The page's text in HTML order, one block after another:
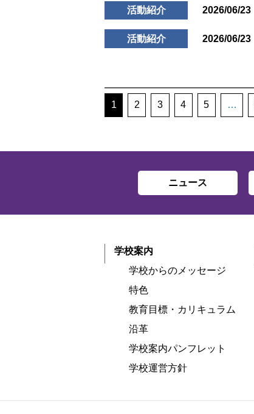
活動紹介 2026/06/23
活動紹介 2026/06/23
1 2 3 4 5 …
ニュース
学校案内
学校からのメッセージ
特色
教育目標・カリキュラム
沿革
学校案内パンフレット
学校運営方針